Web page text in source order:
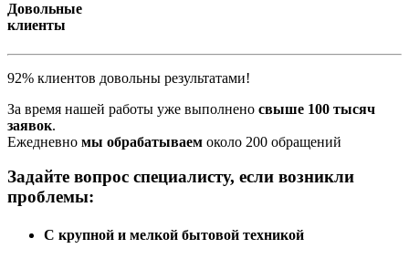
Довольные
клиенты
92% клиентов довольны результатами!
За время нашей работы уже выполнено свыше 100 тысяч
заявок.
Ежедневно мы обрабатываем около 200 обращений
Задайте вопрос специалисту, если возникли
проблемы:
С крупной и мелкой бытовой техникой